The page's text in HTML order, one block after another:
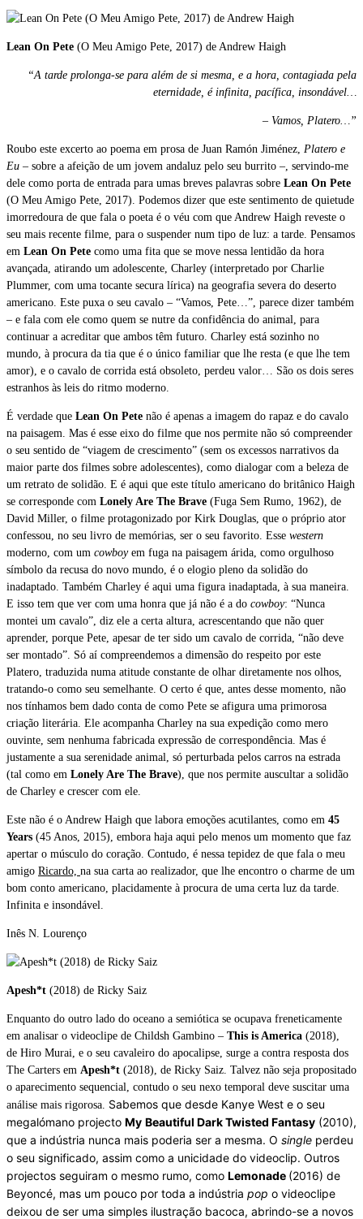
Lean On Pete (O Meu Amigo Pete, 2017) de Andrew Haigh
“A tarde prolonga-se para além de si mesma, e a hora, contagiada pela
eternidade, é infinita, pacífica, insondável…
– Vamos, Platero…”
Roubo este excerto ao poema em prosa de Juan Ramón Jiménez, Platero e
Eu – sobre a afeição de um jovem andaluz pelo seu burrito –, servindo-me
dele como porta de entrada para umas breves palavras sobre Lean On Pete
(O Meu Amigo Pete, 2017). Podemos dizer que este sentimento de quietude
imorredoura de que fala o poeta é o véu com que Andrew Haigh reveste o
seu mais recente filme, para o suspender num tipo de luz: a tarde. Pensamos
em Lean On Pete como uma fita que se move nessa lentidão da hora
avançada, atirando um adolescente, Charley (interpretado por Charlie
Plummer, com uma tocante secura lírica) na geografia severa do deserto
americano. Este puxa o seu cavalo – “Vamos, Pete…”, parece dizer também
– e fala com ele como quem se nutre da confidência do animal, para
continuar a acreditar que ambos têm futuro. Charley está sozinho no
mundo, à procura da tia que é o único familiar que lhe resta (e que lhe tem
amor), e o cavalo de corrida está obsoleto, perdeu valor… São os dois seres
estranhos às leis do ritmo moderno.
É verdade que Lean On Pete não é apenas a imagem do rapaz e do cavalo
na paisagem. Mas é esse eixo do filme que nos permite não só compreender
o seu sentido de “viagem de crescimento” (sem os excessos narrativos da
maior parte dos filmes sobre adolescentes), como dialogar com a beleza de
um retrato de solidão. E é aqui que este título americano do britânico Haigh
se corresponde com Lonely Are The Brave (Fuga Sem Rumo, 1962), de
David Miller, o filme protagonizado por Kirk Douglas, que o próprio ator
confessou, no seu livro de memórias, ser o seu favorito. Esse western
moderno, com um cowboyem fuga na paisagem árida, como orgulhoso
símbolo da recusa do novo mundo, é o elogio pleno da solidão do
inadaptado. Também Charley é aqui uma figura inadaptada, à sua maneira.
E isso tem que ver com uma honra que já não é a do cowboy: “Nunca
montei um cavalo”, diz ele a certa altura, acrescentando que não quer
aprender, porque Pete, apesar de ter sido um cavalo de corrida, “não deve
ser montado”. Só aí compreendemos a dimensão do respeito por este
Platero, traduzida numa atitude constante de olhar diretamente nos olhos,
tratando-o como seu semelhante. O certo é que, antes desse momento, não
nos tínhamos bem dado conta de como Pete se afigura uma primorosa
criação literária. Ele acompanha Charley na sua expedição como mero
ouvinte, sem nenhuma fabricada expressão de correspondência. Mas é
justamente a sua serenidade animal, só perturbada pelos carros na estrada
(tal como em Lonely Are The Brave), que nos permite auscultar a solidão
de Charley e crescer com ele.
Este não é o Andrew Haigh que labora emoções acutilantes, como em 45
Years (45 Anos, 2015), embora haja aqui pelo menos um momento que faz
apertar o músculo do coração. Contudo, é nessa tepidez de que fala o meu
amigo Ricardo, na sua carta ao realizador, que lhe encontro o charme de um
bom conto americano, placidamente à procura de uma certa luz da tarde.
Infinita e insondável.
Inês N. Lourenço
Apesh*t (2018) de Ricky Saiz
Enquanto do outro lado do oceano a semiótica se ocupava freneticamente
em analisar o videoclipe de Childsh Gambino – This is America (2018),
de Hiro Murai, e o seu cavaleiro do apocalipse, surge a contra resposta dos
The Carters em Apesh*t (2018), de Ricky Saiz. Talvez não seja propositado
o aparecimento sequencial, contudo o seu nexo temporal deve suscitar uma
análise mais rigorosa. Sabemos que desde Kanye West e o seu
megalómano projecto My Beautiful Dark Twisted Fantasy (2010),
que a indústria nunca mais poderia ser a mesma. O single perdeu
o seu significado, assim como a unicidade do videoclip. Outros
projectos seguiram o mesmo rumo, como Lemonade (2016) de
Beyoncé, mas um pouco por toda a indústria pop o videoclipe
deixou de ser uma simples ilustração bacoca, abrindo-se a novos